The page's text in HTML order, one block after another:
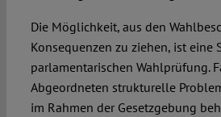
Die Möglichkeit, aus den
Konsequenzen zu ziehen, ist eine
parlamentarischen Wahlprüfung.
Abgeordneten strukturelle
im Rahmen der Gesetzgebung